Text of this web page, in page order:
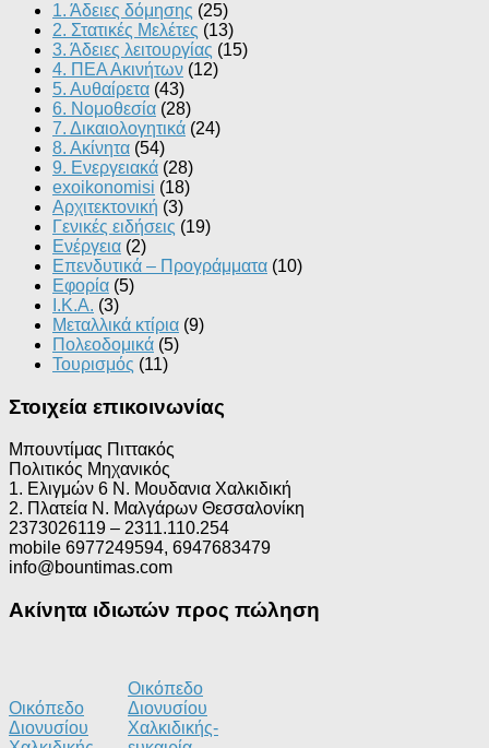
1. Άδειες δόμησης (25)
2. Στατικές Μελέτες (13)
3. Άδειες λειτουργίας (15)
4. ΠΕΑ Ακινήτων (12)
5. Αυθαίρετα (43)
6. Νομοθεσία (28)
7. Δικαιολογητικά (24)
8. Ακίνητα (54)
9. Ενεργειακά (28)
exoikonomisi (18)
Αρχιτεκτονική (3)
Γενικές ειδήσεις (19)
Ενέργεια (2)
Επενδυτικά – Προγράμματα (10)
Εφορία (5)
Ι.Κ.Α. (3)
Μεταλλικά κτίρια (9)
Πολεοδομικά (5)
Τουρισμός (11)
Στοιχεία επικοινωνίας
Μπουντίμας Πιττακός
Πολιτικός Μηχανικός
1. Ελιγμών 6 Ν. Μουδανια Χαλκιδική
2. Πλατεία Ν. Μαλγάρων Θεσσαλονίκη
2373026119 – 2311.110.254
mobile 6977249594, 6947683479
info@bountimas.com
Ακίνητα ιδιωτών προς πώληση
Οικόπεδο
Διονυσίου
Οικόπεδο
Διονυσίου
Χαλκιδικής-